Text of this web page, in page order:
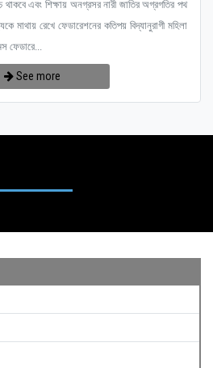
এবং শিক্ষায় অনগ্রসর নারী জাতির অগ্রগতির পথ
মাথায় রেখে ফেডারেশনের কতিপয় বিদ্যানুরাগী মহিলা
ফেডারে...
See more